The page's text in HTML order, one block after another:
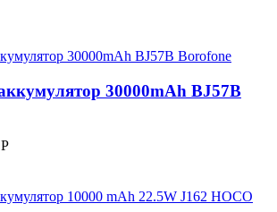
30000mAh BJ57B